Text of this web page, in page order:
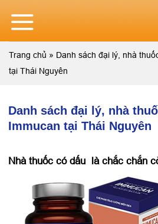
content
Trang chủ » Danh sách đại lý, nhà
tại Thái Nguyên
Danh sách đại lý, nhà
Immucan tại Thái Nguyên
Nhà thuốc có dấu là chắc chắn